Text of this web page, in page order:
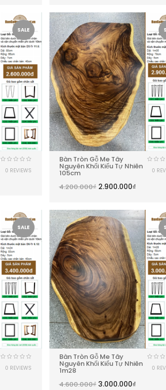
SALE
0 REVIEWS
Bàn Tròn Gỗ Me Tây
Nguyên Khối Kiểu Tự Nhiên
105cm
4.200.000₫ 2.900.000₫
0
SALE
0 REVIEWS
Bàn Tròn Gỗ Me Tây
Nguyên Khối Kiểu Tự Nhiên
1m28
4.600.000₫ 3.000.000₫
0